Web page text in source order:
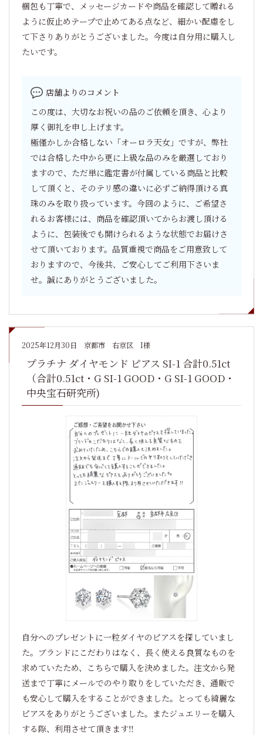
梱包も丁寧で、メッセージカードや商品を確認して贈れる
ように仮止めテープで止めてある点など、細かい配慮をし
て下さりありがとうございました。今度は自分用に購入し
たいです。
店舗よりのコメント
この度は、大切なお祝いの品のご依頼を頂き、心より
厚く御礼を申し上げます。
極僅かしか合格しない「オーロラ天女」ですが、弊社
では合格した中から更に上級な品のみを厳選しており
ますので、ただ単に鑑定書が付属している商品と比較
して頂くと、そのテリ感の違いに必ずご納得頂ける真
珠のみを取り扱っています。今回のように、ご希望さ
れるお客様には、商品を確認頂いてからお渡し頂ける
ように、包装後でも開けられるような状態でお届けさ
せて頂いております。品質重視で商品をご用意致して
おりますので、今後共、ご安心してご利用下さいま
せ。誠にありがとうございました。
2025年12月30日 京都市 右京区 I様
プラチナ ダイヤモンド ピアス SI-1 合計0.51ct
（合計0.51ct・G SI-1 GOOD・G SI-1 GOOD・
中央宝石研究所)
自分へのプレゼントに一粒ダイヤのピアスを探していまし
た。ブランドにこだわりはなく、長く使える良質なものを
求めていたため、こちらで購入を決めました。注文から発
送まで丁寧にメールでのやり取りをしていただき、通販で
も安心して購入をすることができました。とっても綺麗な
ピアスをありがとうございました。またジュエリーを購入
する際、利用させて頂きます‼